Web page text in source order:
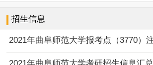
招生信息
2021年曲阜师范大学考研招生信息汇总